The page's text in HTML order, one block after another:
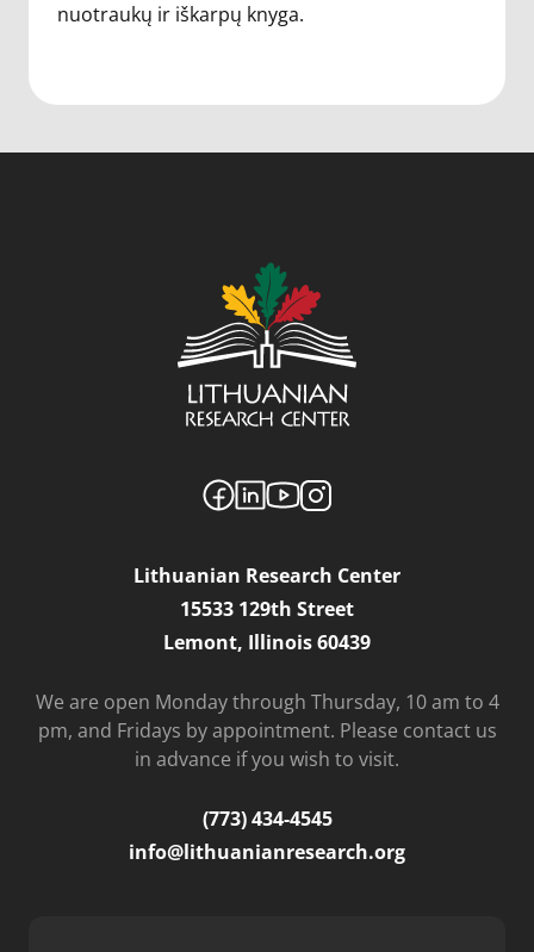
nuotraukų ir iškarpų knyga.
Lithuanian Research Center
15533 129th Street
Lemont, Illinois 60439
We are open Monday through Thursday, 10 am to 4
pm, and Fridays by appointment. Please contact us
in advance if you wish to visit.
(773) 434-4545
info@lithuanianresearch.org